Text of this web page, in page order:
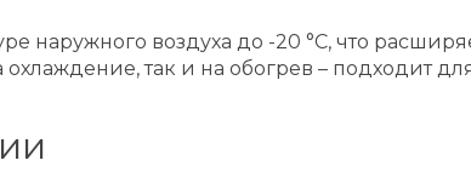
наружного воздуха до -20 °C, что
охлаждение, так и на обогрев – подходит